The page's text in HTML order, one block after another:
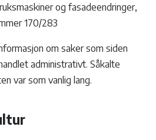
og fasadeendringer,
170/283
om saker som siden
administrativt. Såkalte
var som vanlig lang.